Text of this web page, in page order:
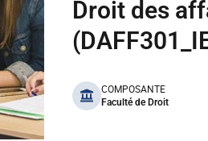
Droit des
benefits
COMPOSANTE
Faculté de Droit